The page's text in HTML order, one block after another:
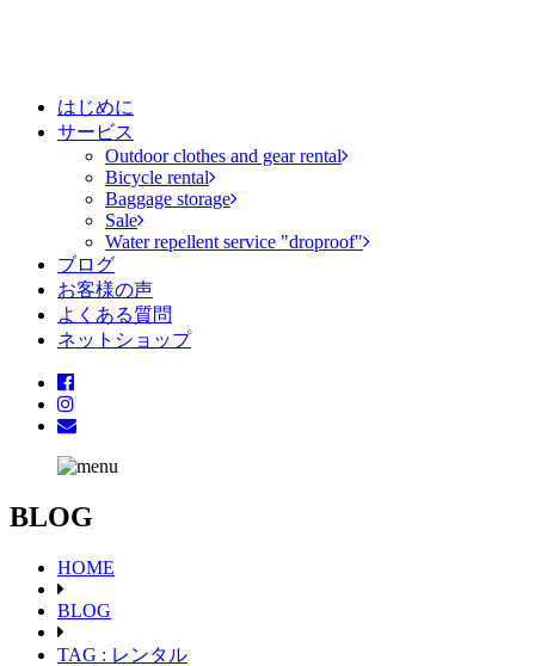
はじめに
サービス
Outdoor clothes and gear rental
Bicycle rental
Baggage storage
Sale
Water repellent service "droproof"
ブログ
お客様の声
よくある質問
ネットショップ
BLOG
HOME
BLOG
TAG : レンタル